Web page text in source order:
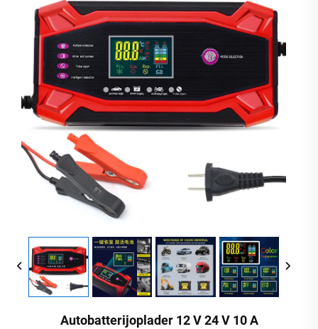
Autobatterijoplader 12 V 24 V 10 A